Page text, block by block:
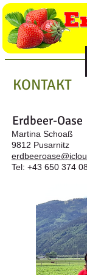
KONTAKT
Erdbeer-Oase
Martina Schoaß
9812 Pusarnitz
Tel: +43 650 374